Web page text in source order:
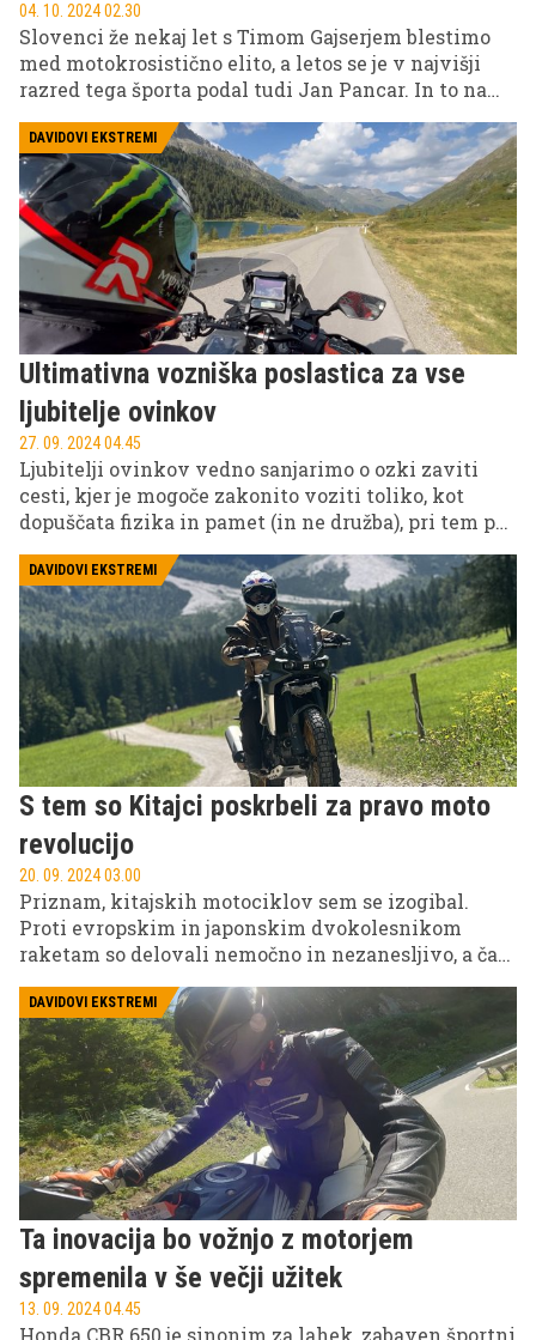
04. 10. 2024 02.30
Slovenci že nekaj let s Timom Gajserjem blestimo
med motokrosistično elito, a letos se je v najvišji
razred tega športa podal tudi Jan Pancar. In to na
še redko kdo zmore – sam, s praktično serijskim
motociklom in z očetom, ki je logistik, trener in
mehanik v eni osebi. Kljub temu je v konkurenci
(pol)tovarniških ekip in dirkačev svetovnega
prvenstva MXGP svojo krstno sezono končal kot
trinajsti.
DAVIDOVI EKSTREMI
Ultimativna vozniška poslastica za vse
ljubitelje ovinkov
27. 09. 2024 04.45
Ljubitelji ovinkov vedno sanjarimo o ozki zaviti
cesti, kjer je mogoče zakonito voziti toliko, kot
dopuščata fizika in pamet (in ne družba), pri tem pa
ne imeti ovir v obliki počasnega prometa pred seboj
ali nevarnosti v obliki neuravnovešenega prometa
nasproti. In takšna cesta obstaja, nedaleč od nas –
prek prelaza Stalle(r).
DAVIDOVI EKSTREMI
S tem so Kitajci poskrbeli za pravo moto
revolucijo
20. 09. 2024 03.00
Priznam, kitajskih motociklov sem se izogibal.
Proti evropskim in japonskim dvokolesnikom
raketam so delovali nemočno in nezanesljivo, a časi
se očitno spreminjajo. Kove 800X je vzbudil
pozornost že s tehničnimi podatki, strah pred
nezanesljivost pa so razblinili rezultati z relija
Dakar in prvenstva Superbike. Tako sem se znašel
za krmilom modela 800 X Pro v iskanju že skoraj
izgubljenega občutka lahkotne svobode, razumne
cene, prevlade tehnike nad marketingom in
brezkompromisne potovalne neustavljivosti.
DAVIDOVI EKSTREMI
Ta inovacija bo vožnjo z motorjem
spremenila v še večji užitek
13. 09. 2024 04.45
Honda CBR 650 je sinonim za lahek, zabaven športni